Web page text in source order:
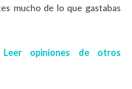
mucho de lo que gastabas
Leer opiniones de otros